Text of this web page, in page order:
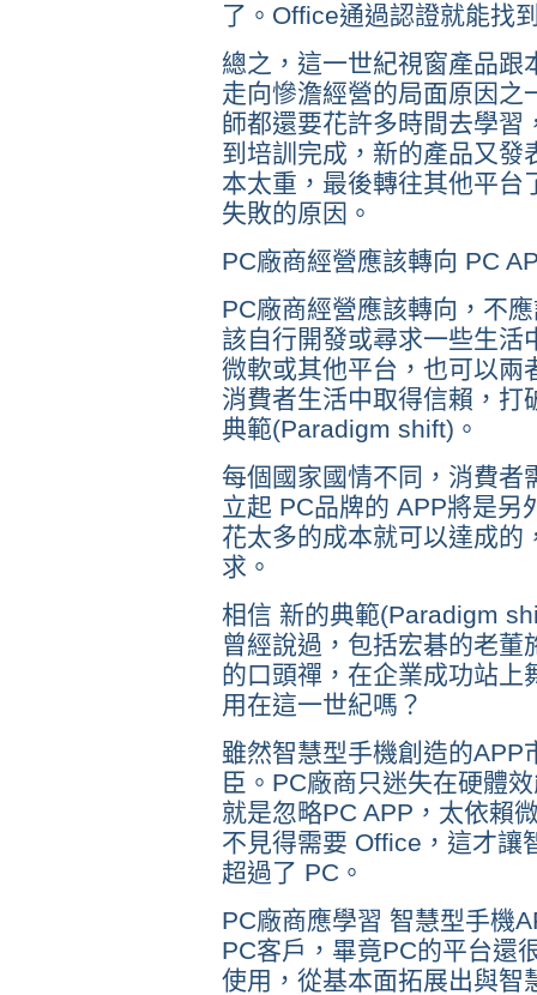
了。Office通過認證就能找
總之，這一世紀視窗產品跟
走向慘澹經營的局面原因之
師都還要花許多時間去學習
到培訓完成，新的產品又發
本太重，最後轉往其他平台
失敗的原因。
PC廠商經營應該轉向 PC
PC廠商經營應該轉向，不
該自行開發或尋求一些生活
微軟或其他平台，也可以兩
消費者生活中取得信賴，打
典範(Paradigm shift)。
每個國家國情不同，消費者
立起 PC品牌的 APP將是另
花太多的成本就可以達成的
求。
相信 新的典範(Paradigm
曾經說過，包括宏碁的老董
的口頭禪，在企業成功站上
用在這一世紀嗎？
雖然智慧型手機創造的APP
臣。PC廠商只迷失在硬體
就是忽略PC APP，太依賴
不見得需要 Office，這才讓
超過了 PC。
PC廠商應學習 智慧型手機
PC客戶，畢竟PC的平台還
使用，從基本面拓展出與智